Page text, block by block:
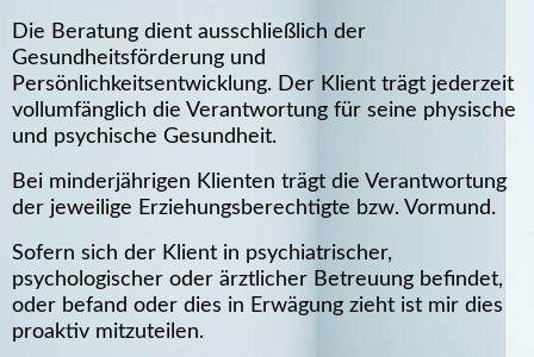
Die Beratung dient ausschließlich der
Gesundheitsförderung und
Persönlichkeitsentwicklung. Der Klient trägt jederzeit
vollumfänglich die Verantwortung für seine physische
und psychische Gesundheit.
Bei minderjährigen Klienten trägt die Verantwortung
der jeweilige Erziehungsberechtigte bzw. Vormund.
Sofern sich der Klient in psychiatrischer,
psychologischer oder ärztlicher Betreuung befindet,
oder befand oder dies in Erwägung zieht ist mir dies
proaktiv mitzuteilen.